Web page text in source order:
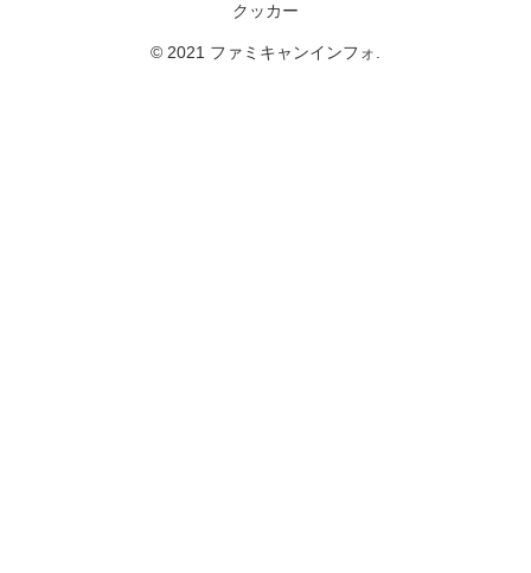
クッカー
© 2021 ファミキャンインフォ.